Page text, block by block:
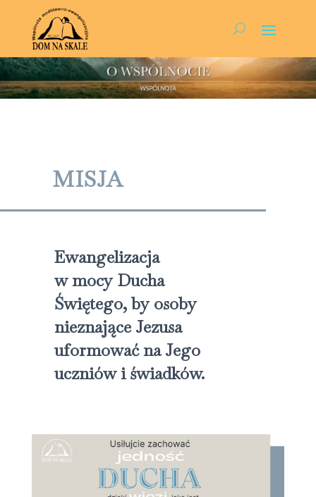
MISJA
Ewangelizacja
w mocy Ducha
Świętego, by osoby
nieznające Jezusa
uformować na Jego
uczniów i świadków.